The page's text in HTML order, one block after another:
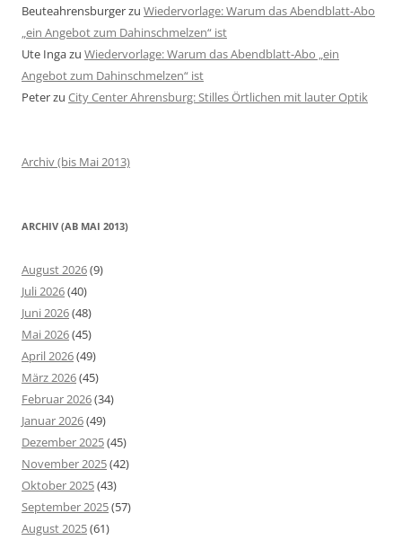
Beuteahrensburgerzu Wiedervorlage: Warum das Abendblatt-Abo
„ein Angebot zum Dahinschmelzen“ ist
Ute Ingazu Wiedervorlage: Warum das Abendblatt-Abo „ein
Angebot zum Dahinschmelzen“ ist
Peterzu City Center Ahrensburg: Stilles Örtlichen mit lauter Optik
Archiv (bis Mai 2013)
ARCHIV (AB MAI 2013)
August 2026(9)
Juli 2026(40)
Juni 2026(48)
Mai 2026(45)
April 2026(49)
März 2026(45)
Februar 2026(34)
Januar 2026(49)
Dezember 2025(45)
November 2025(42)
Oktober 2025(43)
September 2025(57)
August 2025(61)